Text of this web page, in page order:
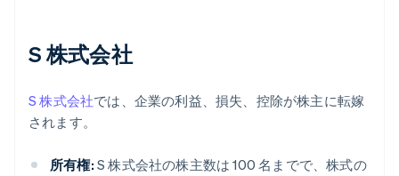
S 株式会社
S 株式会社では、企業の利益、損失、控除が株主に転嫁
されます。
所有権: S 株式会社の株主数は 100 名までで、株式の